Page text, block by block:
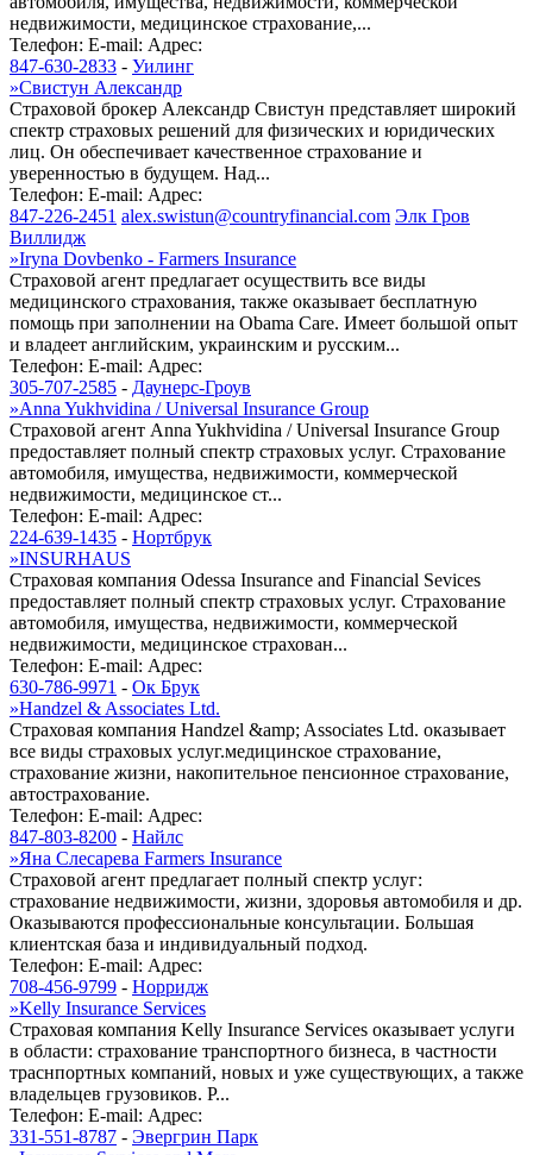
недвижимости, медицинское страхование,...
Телефон: E-mail: Адрес:
847-630-2833 - Уилинг
»Свистун Александр
Страховой брокер Александр Свистун представляет широкий
спектр страховых решений для физических и юридических
лиц. Он обеспечивает качественное страхование и
уверенностью в будущем. Над...
Телефон: E-mail: Адрес:
847-226-2451 alex.swistun@countryfinancial.com Элк Гров
Виллидж
»Iryna Dovbenko - Farmers Insurance
Страховой агент предлагает осуществить все виды
медицинского страхования, также оказывает бесплатную
помощь при заполнении на Obama Care. Имеет большой опыт
и владеет английским, украинским и русским...
Телефон: E-mail: Адрес:
305-707-2585 - Даунерс-Гроув
»Anna Yukhvidina / Universal Insurance Group
Страховой агент Anna Yukhvidina / Universal Insurance Group
предоставляет полный спектр страховых услуг. Страхование
автомобиля, имущества, недвижимости, коммерческой
недвижимости, медицинское ст...
Телефон: E-mail: Адрес:
224-639-1435 - Нортбрук
»INSURHAUS
Страховая компания Odessa Insurance and Financial Sevices
предоставляет полный спектр страховых услуг. Страхование
автомобиля, имущества, недвижимости, коммерческой
недвижимости, медицинское страхован...
Телефон: E-mail: Адрес:
630-786-9971 - Ок Брук
»Handzel & Associates Ltd.
Страховая компания Handzel &amp; Associates Ltd. оказывает
все виды страховых услуг.медицинское страхование,
страхование жизни, накопительное пенсионное страхование,
автострахование.
Телефон: E-mail: Адрес:
847-803-8200 - Найлс
»Яна Слесарева Farmers Insurance
Страховой агент предлагает полный спектр услуг:
страхование недвижимости, жизни, здоровья автомобиля и др.
Оказываются профессиональные консультации. Большая
клиентская база и индивидуальный подход.
Телефон: E-mail: Адрес:
708-456-9799 - Норридж
»Kelly Insurance Services
Страховая компания Kelly Insurance Services оказывает услуги
в области: страхование транспортного бизнеса, в частности
траснпортных компаний, новых и уже существующих, а также
владельцев грузовиков. Р...
Телефон: E-mail: Адрес:
331-551-8787 - Эвергрин Парк